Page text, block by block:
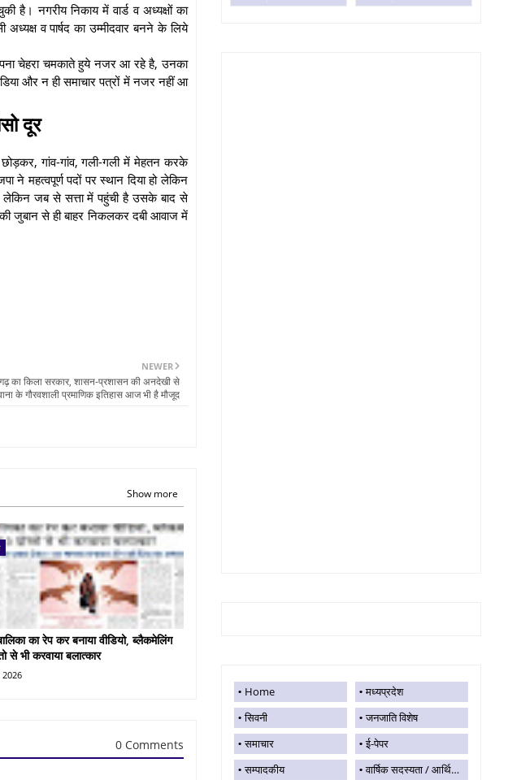
है। नगरीय निकाय में वार्ड व अध्यक्षों का
व पार्षद का उम्मीदवार बनने के लिये
अपना चेहरा चमकाते हुये नजर आ रहे है, उनका
और न ही समाचार पत्रों में नजर नहीं आ
दूर
गांव-गांव, गली-गली में मेहतन करके
ने महत्वपूर्ण पदों पर स्थान दिया हो लेकिन
लेकिन जब से सत्ता में पहुंची है उसके बाद से
की जुबान से ही बाहर निकलकर दबी आवाज में
NEWER
का किला सरकार, शासन-प्रशासन की अनदेखी से
के गौरवशाली प्रमाणिक इतिहास आज भी है मौजूद
Show more
का रेप कर बनाया वीडियो, ब्लैकमेलिंग
से भी करवाया बलात्कार
2026
0 Comments
Home
मध्यप्रदेश
सिवनी
जनजाति विशेष
समाचार
ई-पेपर
सम्पादकीय
वार्षिक सदस्यता / आर्थिक सहयोग